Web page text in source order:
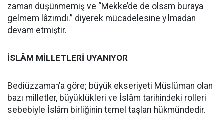
zaman düşünmemiş ve “Mekke’de de olsam buraya
gelmem lâzımdı.” diyerek mücadelesine yılmadan
devam etmiştir.
İSLÂM MİLLETLERİ UYANIYOR
Bediüzzaman’a göre; büyük ekseriyeti Müslüman olan
bazı milletler, büyüklükleri ve İslâm tarihindeki rolleri
sebebiyle İslâm birliğinin temel taşları hükmündedir.